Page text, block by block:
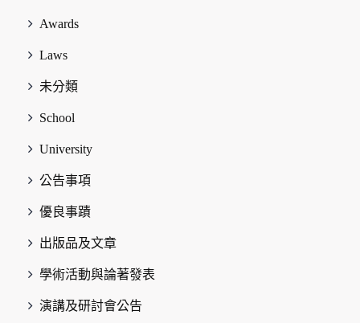
Awards
Laws
未分類
School
University
公告事項
優良事蹟
出版品及文章
學術活動與論著發表
演講及研討會公告